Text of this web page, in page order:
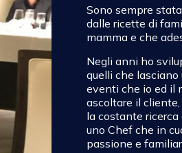
Sono sempre
dalle ricette di
mamma e che
Negli anni ho
quelli che lasciano
eventi che io ed il
ascoltare il
la costante
uno Chef che in
passione e